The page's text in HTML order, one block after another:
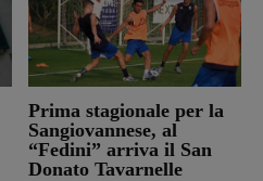
Prima stagionale per la
Sangiovannese, al
“Fedini” arriva il San
Donato Tavarnelle